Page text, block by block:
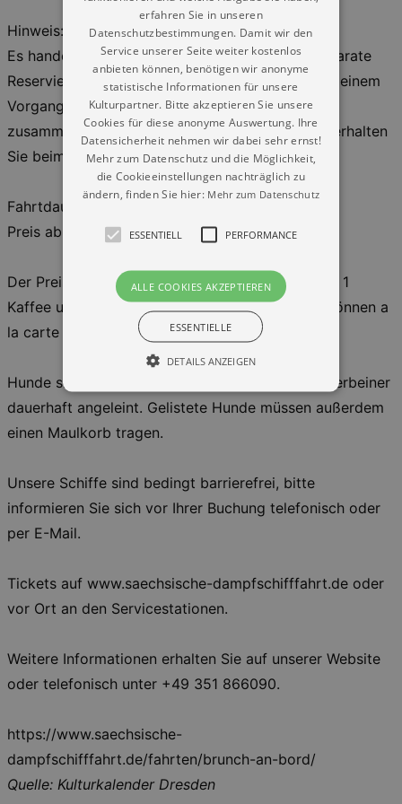
Hinweis:
Es handelt sich um eine platzierte Fahrt. Die separate
Reservierung von Tischen ist nicht notwendig. In einem
Vorgang gebuchte Tickets werden auch
zusammenhängend platziert. Ihre Tischnummer erhalten
Sie beim Zustieg.
Fahrtdauer: ca. 2h
Preis ab : 46,00 € / 34,00 € (ermäßigt)
Der Preis beinhaltet Fahrt und Kuchenauswahl, je 1
Kaffee und Tee. Weitere Getränke und Speisen können a
la carte bestellt und bezahlt werden.
Hunde sind willkommen. Bitte halten Sie Ihren Vierbeiner
dauerhaft angeleint. Gelistete Hunde müssen außerdem
einen Maulkorb tragen.
Unsere Schiffe sind bedingt barrierefrei, bitte
informieren Sie sich vor Ihrer Buchung telefonisch oder
per E-Mail.
Tickets auf www.saechsische-dampfschifffahrt.de oder
vor Ort an den Servicestationen.
Weitere Informationen erhalten Sie auf unserer Website
oder telefonisch unter +49 351 866090.
https://www.saechsische-
dampfschifffahrt.de/fahrten/brunch-an-bord/
Quelle: Kulturkalender Dresden
erfahren Sie in unseren
Datenschutzbestimmungen. Damit wir den
Service unserer Seite weiter kostenlos
anbieten können, benötigen wir anonyme
statistische Informationen für unsere
Kulturpartner. Bitte akzeptieren Sie unsere
Cookies für diese anonyme Auswertung. Ihre
Datensicherheit nehmen wir dabei sehr ernst!
Mehr zum Datenschutz und die Möglichkeit,
die Cookieeinstellungen nachträglich zu
ändern, finden Sie hier: Mehr zum Datenschutz
ESSENTIELL PERFORMANCE
ALLE COOKIES AKZEPTIEREN
ESSENTIELLE
DETAILS ANZEIGEN
Essentiell
grundlegenden Funktionen unserer Webseite
gebraucht. Zum Beispiel für das Login in Ihren
account. Ohne diese Cookies funktioniert
CookieScriptConsent
CookieScript
dresden.de
29
This